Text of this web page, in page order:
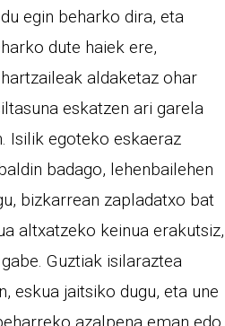
egin beharko dira, eta
dute haiek ere,
aldaketaz ohar
eskatzen ari garela
Isilik egoteko eskaeraz
badago, lehenbailehen
bizkarrean zapladatxo bat
altxatzeko keinua erakutsiz,
Guztiak isilaraztea
eskua jaitsiko dugu, eta une
azalpena eman edo